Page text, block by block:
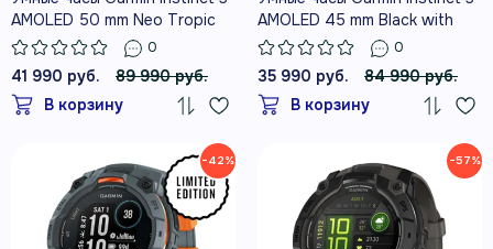
AMOLED 50 mm Neo Tropic
with Twilight Band 0
41 990 руб.
89 990 руб.
В корзину
AMOLED 45 mm Black with
Black Band
0
35 990 руб.
84 990 руб.
В корзину
−42% −57%